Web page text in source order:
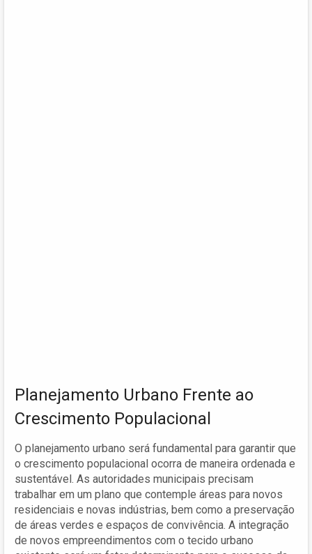
Planejamento Urbano Frente ao
Crescimento Populacional
O planejamento urbano será fundamental para garantir que
o crescimento populacional ocorra de maneira ordenada e
sustentável. As autoridades municipais precisam
trabalhar em um plano que contemple áreas para novos
residenciais e novas indústrias, bem como a preservação
de áreas verdes e espaços de convivência. A integração
de novos empreendimentos com o tecido urbano